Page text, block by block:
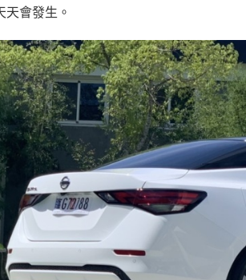
天會發生。